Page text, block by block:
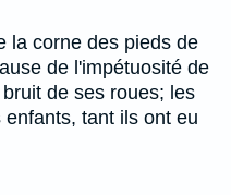
la corne des pieds de
de l'impétuosité de
de ses roues; les
tant ils ont eu